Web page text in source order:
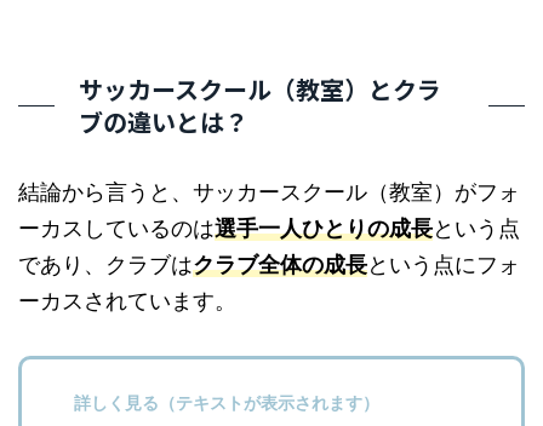
サッカースクール（教室）とクラ
ブの違いとは？
結論から言うと、サッカースクール（教室）がフォ
ーカスしているのは選手一人ひとりの成長という点
であり、クラブはクラブ全体の成長という点にフォ
ーカスされています。
詳しく見る（テキストが表示されます）